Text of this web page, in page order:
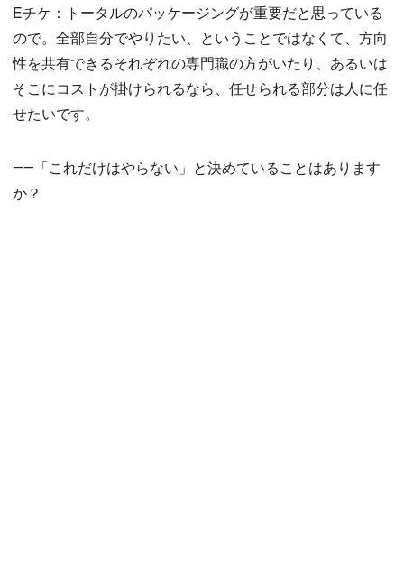
Eチケ：トータルのパッケージングが重要だと思っている
ので。全部自分でやりたい、ということではなくて、方向
性を共有できるそれぞれの専門職の方がいたり、あるいは
そこにコストが掛けられるなら、任せられる部分は人に任
せたいです。
――「これだけはやらない」と決めていることはあります
か？